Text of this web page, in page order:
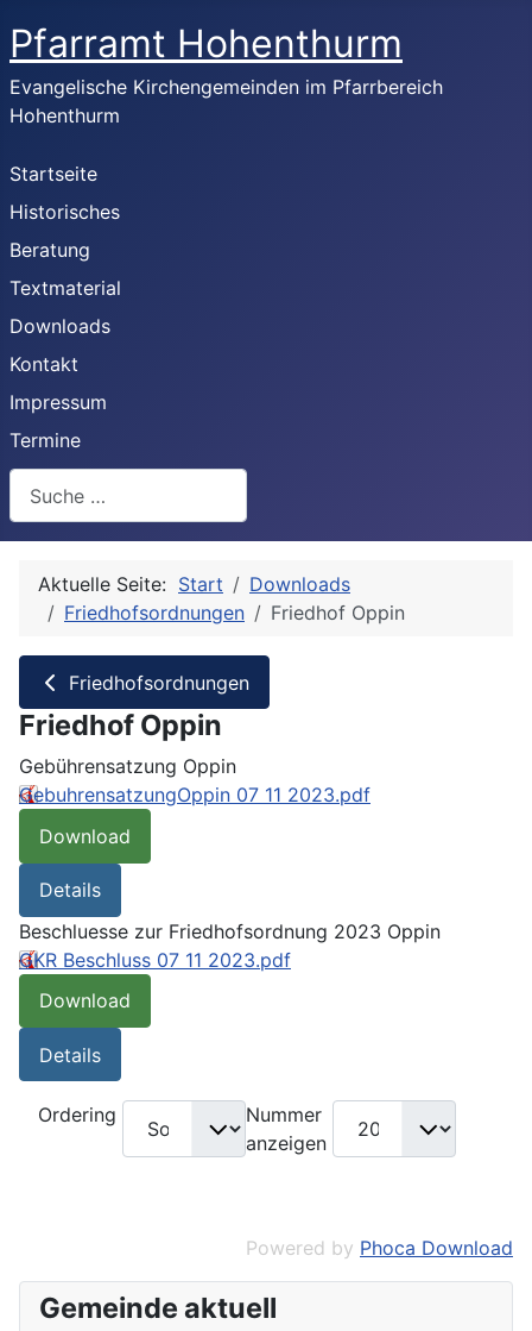
Pfarramt Hohenthurm
Evangelische Kirchengemeinden im Pfarrbereich
Hohenthurm
Startseite
Historisches
Beratung
Textmaterial
Downloads
Kontakt
Impressum
Termine
Aktuelle Seite: Start
Downloads
Friedhofsordnungen
Friedhof Oppin
Friedhofsordnungen
Friedhof Oppin
Gebührensatzung Oppin
GebuhrensatzungOppin 07 11 2023.pdf
Download
Details
Beschluesse zur Friedhofsordnung 2023 Oppin
GKR Beschluss 07 11 2023.pdf
Download
Details
Ordering
Nummer
anzeigen
Powered by Phoca Download
Gemeinde aktuell